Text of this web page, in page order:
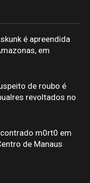
é apreendida
em
de roubo é
revoltados no
m0rt0 em
de Manaus